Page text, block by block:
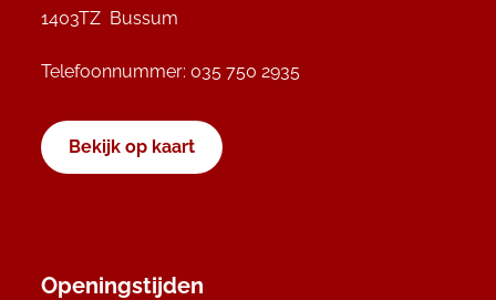
1403TZ Bussum
Telefoonnummer:035 750 2935
Bekijk op kaart
Openingstijden